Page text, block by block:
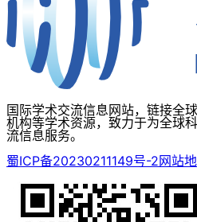
国际学术交流信息网站，链接全
机构等学术资源，致力于为全球
流信息服务。
蜀ICP备20230211149号-2网站